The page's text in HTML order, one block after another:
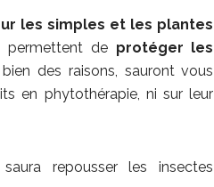
les simples et les plantes
permettent de protéger les
des raisons, sauront vous
en phytothérapie, ni sur leur
repousser les insectes